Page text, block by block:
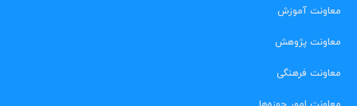
معاونت آموزش
معاونت پژوهش
معاونت فرهنگی